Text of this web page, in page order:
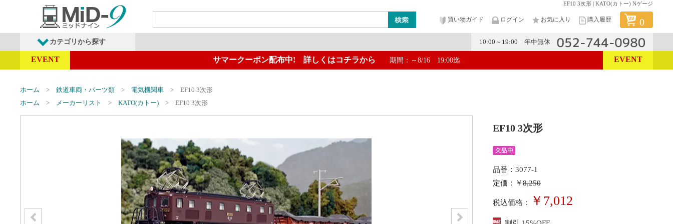
EF10 3次形 | KATO(カトー) Nゲージ
買い物ガイド ログイン お気に入り 購入履歴 0
カテゴリから探す 10:00～19:00 年中無休
発売予定商品 鉄道車両・オプション レイアウト・ジオラマ類 工具・塗料・その他 メーカー
EVENT サマークーポン配布中! 詳しくはコチラから 期間：～8/16 19:00迄 EVENT
ホーム 鉄道車両・パーツ類 電気機関車
EF10 3次形
ホーム
メーカーリスト KATO(カトー) EF10 3次形
EF10 3次形
品番：3077-1
定価：￥8,250
税込価格： ￥7,012